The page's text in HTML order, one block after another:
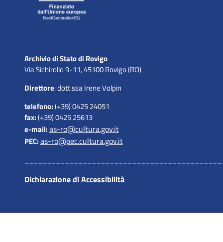
Archivio di Stato di Rovigo
Via Sichirollo 9-11, 45100 Rovigo (RO)
Direttore: dott.ssa Irene Volpin
telefono:(+39) 0425 24051
fax:(+39) 0425 25613
e-mail:as-ro@cultura.gov.it
PEC:as-ro@pec.cultura.gov.it
Dichiarazione di Accessibilità